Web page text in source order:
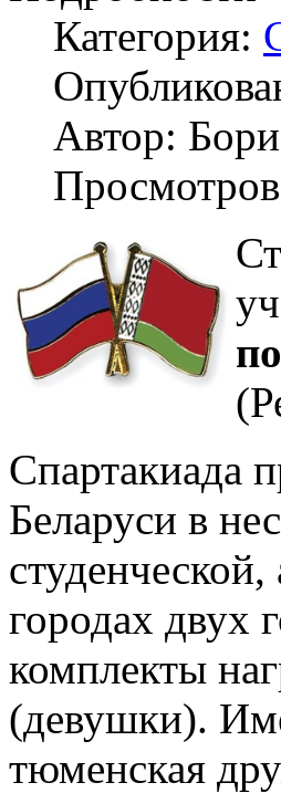
Категория:
Автор:
Спартакиада
Беларуси в
городах двух
комплекты
(девушки).
тюменская